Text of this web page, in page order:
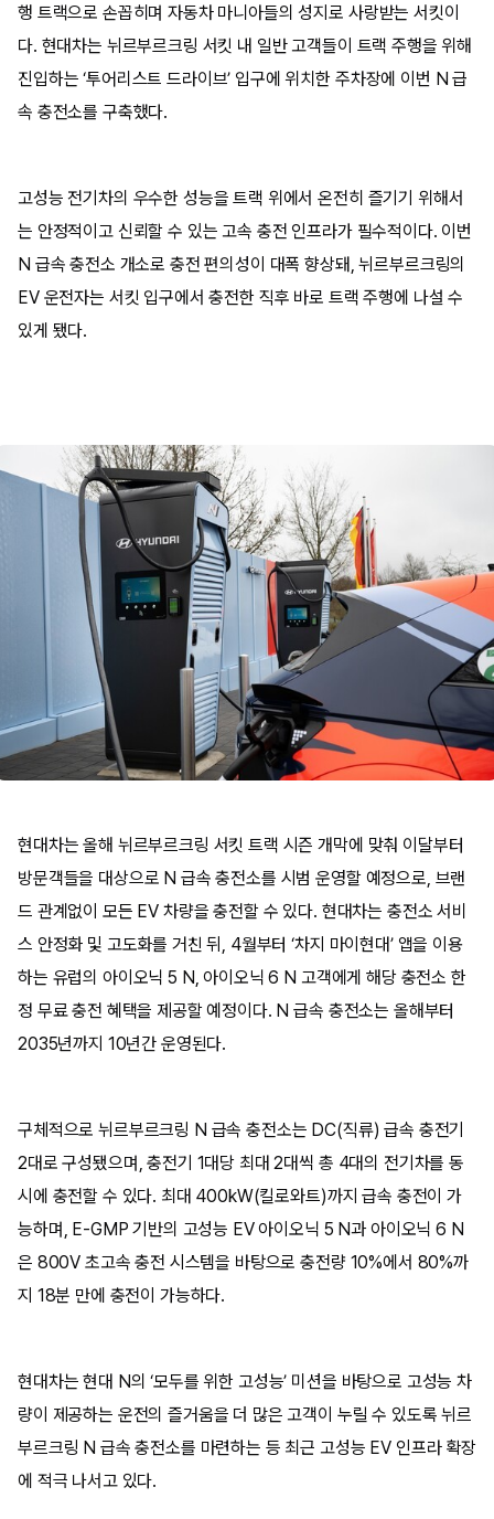
행 트랙으로 손꼽히며 자동차 마니아들의 성지로 사랑받는 서킷이
다. 현대차는 뉘르부르크링 서킷 내 일반 고객들이 트랙 주행을 위해
진입하는 ‘투어리스트 드라이브’ 입구에 위치한 주차장에 이번 N 급
속 충전소를 구축했다.
고성능 전기차의 우수한 성능을 트랙 위에서 온전히 즐기기 위해서
는 안정적이고 신뢰할 수 있는 고속 충전 인프라가 필수적이다. 이번
N 급속 충전소 개소로 충전 편의성이 대폭 향상돼, 뉘르부르크링의
EV 운전자는 서킷 입구에서 충전한 직후 바로 트랙 주행에 나설 수
있게 됐다.
현대차는 올해 뉘르부르크링 서킷 트랙 시즌 개막에 맞춰 이달부터
방문객들을 대상으로 N 급속 충전소를 시범 운영할 예정으로, 브랜
드 관계없이 모든 EV 차량을 충전할 수 있다. 현대차는 충전소 서비
스 안정화 및 고도화를 거친 뒤, 4월부터 ‘차지 마이현대’ 앱을 이용
하는 유럽의 아이오닉 5 N, 아이오닉 6 N 고객에게 해당 충전소 한
정 무료 충전 혜택을 제공할 예정이다. N 급속 충전소는 올해부터
2035년까지 10년간 운영된다.
구체적으로 뉘르부르크링 N 급속 충전소는 DC(직류) 급속 충전기
2대로 구성됐으며, 충전기 1대당 최대 2대씩 총 4대의 전기차를 동
시에 충전할 수 있다. 최대 400kW(킬로와트)까지 급속 충전이 가
능하며, E-GMP 기반의 고성능 EV 아이오닉 5 N과 아이오닉 6 N
은 800V 초고속 충전 시스템을 바탕으로 충전량 10%에서 80%까
지 18분 만에 충전이 가능하다.
현대차는 현대 N의 ‘모두를 위한 고성능’ 미션을 바탕으로 고성능 차
량이 제공하는 운전의 즐거움을 더 많은 고객이 누릴 수 있도록 뉘르
부르크링 N 급속 충전소를 마련하는 등 최근 고성능 EV 인프라 확장
에 적극 나서고 있다.